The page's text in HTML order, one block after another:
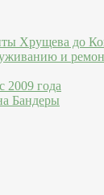
Хрущева до
и
2009 года
Бандеры